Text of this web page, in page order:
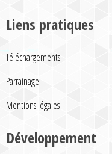
Liens pratiques
Téléchargements
Parrainage
Mentions légales
Développement